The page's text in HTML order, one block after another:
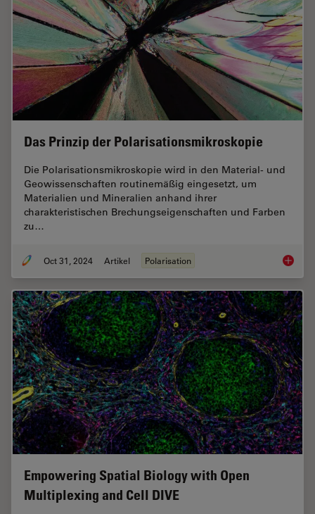
Das Prinzip der Polarisationsmikroskopie
Die Polarisationsmikroskopie wird in den Material- und
Geowissenschaften routinemäßig eingesetzt, um
Materialien und Mineralien anhand ihrer
charakteristischen Brechungseigenschaften und Farben
zu…
Oct 31, 2024 Artikel Polarisation Das
Empowering Spatial Biology with Open
Multiplexing and Cell DIVE